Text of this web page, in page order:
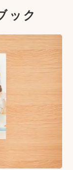
ック